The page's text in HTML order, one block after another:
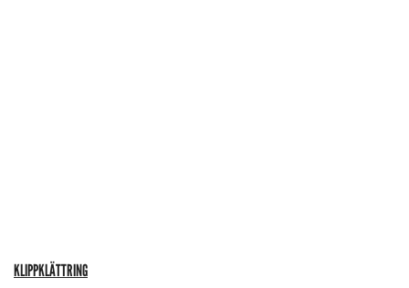
KLIPPKLÄTTRING